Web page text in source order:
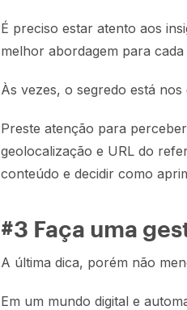
É preciso estar atento aos
melhor abordagem para
Às vezes, o segredo está nos
Preste atenção para
geolocalização e URL do
conteúdo e decidir como
#3 Faça uma
A última dica, porém não
Em um mundo digital e